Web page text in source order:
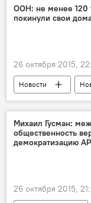
Enel
Развитие солнечной
ООН: не менее 120
покинули свои
26 октября 2015,
Новости
ООН
Поток
Гибель
Михаил Гусман:
общественность
демократизацию АР
26 октября 2015,